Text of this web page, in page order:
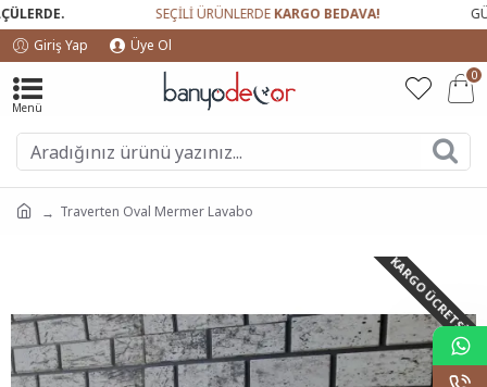
SEÇİLİ ÜRÜNLERDEKARGO BEDAVA!
Giriş Yap
Üye Ol
0
Traverten Oval Mermer Lavabo
KARGO ÜCRETSIZ!